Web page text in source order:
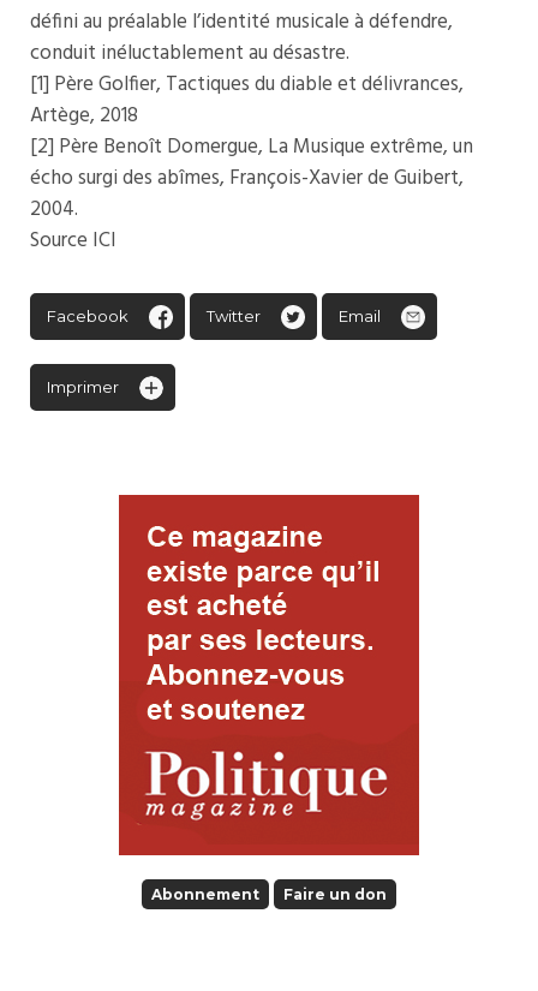
défini au préalable l’identité musicale à défendre,
conduit inéluctablement au désastre.
[1] Père Golfier, Tactiques du diable et délivrances,
Artège, 2018
[2] Père Benoît Domergue, La Musique extrême, un
écho surgi des abîmes, François-Xavier de Guibert,
2004.
Source ICI
Facebook Twitter Email
Imprimer
Abonnement Faire un don